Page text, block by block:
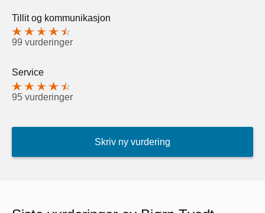
Tillit og kommunikasjon
99 vurderinger
Service
95 vurderinger
Skriv ny vurdering